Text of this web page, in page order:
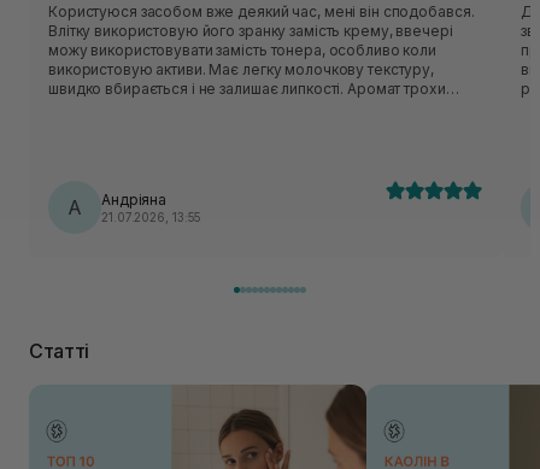
Користуюся засобом вже деякий час, мені він сподобався.
Влітку використовую його зранку замість крему, ввечері
можу використовувати замість тонера, особливо коли
використовую активи. Має легку молочкову текстуру,
швидко вбирається і не залишає липкості. Аромат трохи
А Андріяна
21.07.2026, 13:55
Статті